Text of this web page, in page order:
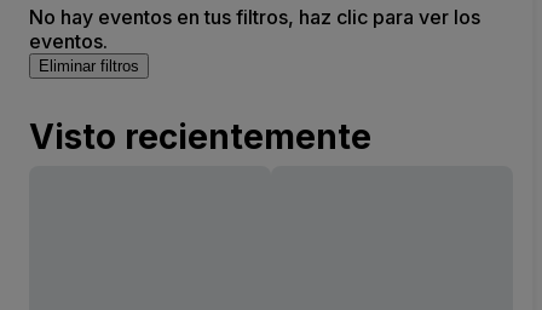
No hay eventos en tus filtros, haz clic para ver los
eventos.
Eliminar filtros
Visto recientemente